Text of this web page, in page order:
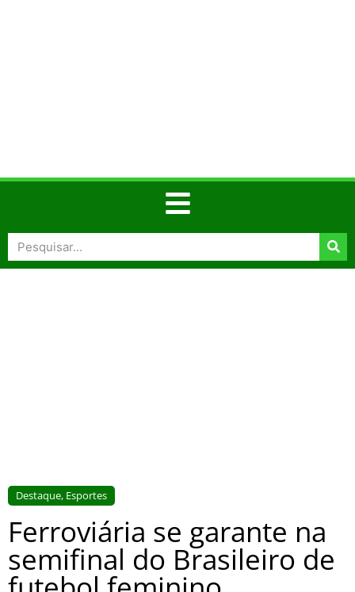
Destaque, Esportes
Ferroviária se garante na
semifinal do Brasileiro de